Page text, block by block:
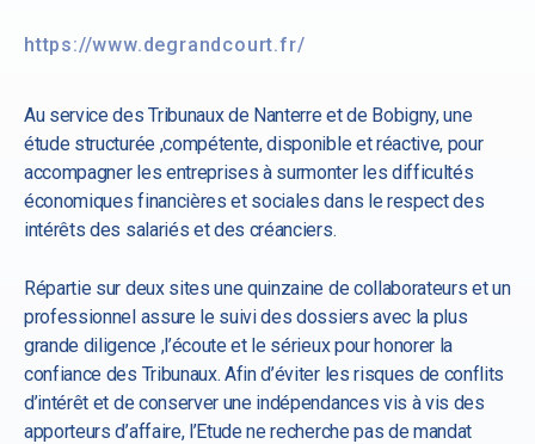
https://www.degrandcourt.fr/
Au service des Tribunaux de Nanterre et de Bobigny, une
étude structurée ,compétente, disponible et réactive, pour
accompagner les entreprises à surmonter les difficultés
économiques financières et sociales dans le respect des
intérêts des salariés et des créanciers.
Répartie sur deux sites une quinzaine de collaborateurs et un
professionnel assure le suivi des dossiers avec la plus
grande diligence ,l’écoute et le sérieux pour honorer la
confiance des Tribunaux. Afin d’éviter les risques de conflits
d’intérêt et de conserver une indépendances vis à vis des
apporteurs d’affaire, l’Etude ne recherche pas de mandat